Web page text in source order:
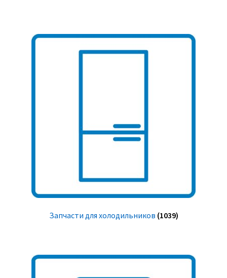
Запчасти для холодильников (1039)